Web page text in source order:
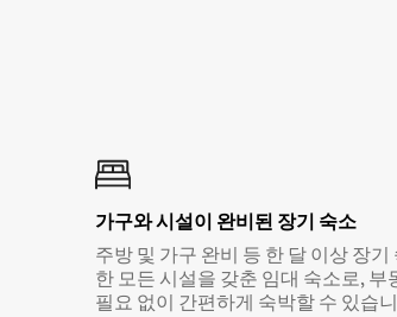
가구와 시설이 완비된 장기 숙소
주방 및 가구 완비 등 한 달 이상 장기
한 모든 시설을 갖춘 임대 숙소로, 부
필요 없이 간편하게 숙박할 수 있습